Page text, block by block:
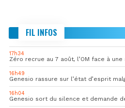
FIL INFOS
17h34
16h49
Genesio rassure sur l’état d’esprit
16h04
Genesio sort du silence et demande